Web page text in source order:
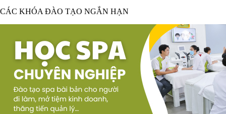
CÁC KHÓA ĐÀO TẠO NGẮN HẠN